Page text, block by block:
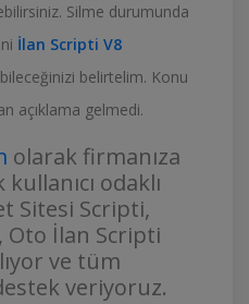
Silme durumunda
İlan Scripti V8
belirtelim. Konu
açıklama gelmedi.
olarak firmanıza
odaklı
Sitesi Scripti,
Oto İlan Scripti
ve tüm
veriyoruz.